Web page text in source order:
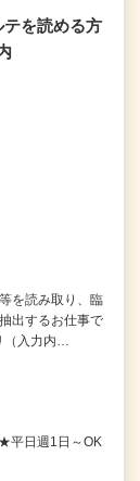
を読める方
を読み取り、臨
出するお仕事で
入力内…
日週1日～OK